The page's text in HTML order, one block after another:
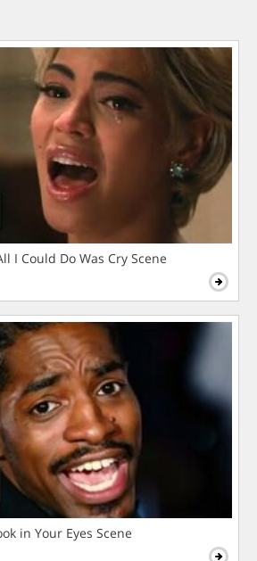
I Could Do Was Cry Scene
in Your Eyes Scene